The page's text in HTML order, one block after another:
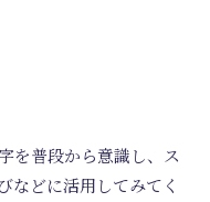
を普段から意識し、ス
などに活用してみてく